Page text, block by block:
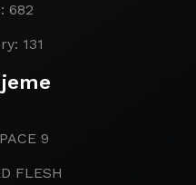
682
131
9
FLESH